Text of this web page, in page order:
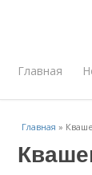
Главная
Главная »